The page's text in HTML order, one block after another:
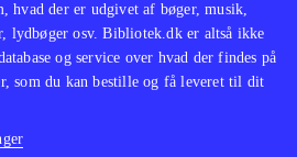
hvad der er udgivet af bøger, musik,
lydbøger osv. Bibliotek.dk er altså ikke
og service over hvad der findes på
som du kan bestille og få leveret til dit